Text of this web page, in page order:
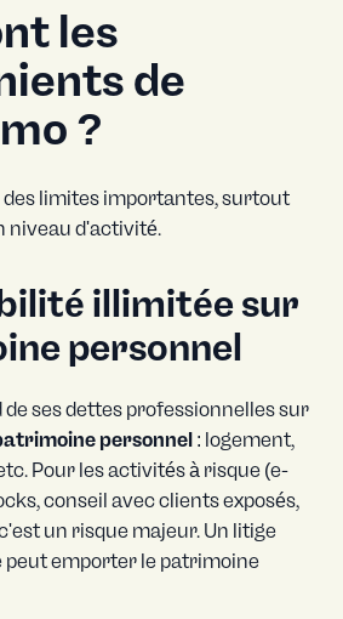
les
de
?
des limites importantes, surtout
niveau d'activité.
illimitée sur
personnel
ses dettes professionnelles sur
personnel : logement,
Pour les activités à risque (e-
conseil avec clients exposés,
un risque majeur. Un litige
emporter le patrimoine